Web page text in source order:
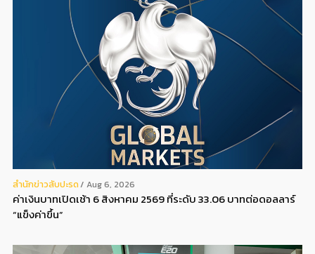
สํานักข่าวสับปะรด Aug 6, 2026
ค่าเงินบาทเปิดเช้า 6 สิงหาคม 2569 ที่ระดับ 33.06 บาทต่อดอลลาร์
“แข็งค่าขึ้น”